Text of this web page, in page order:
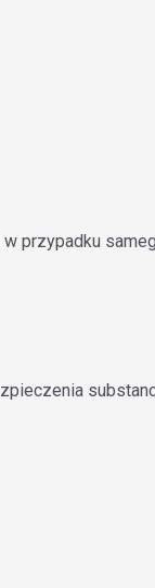
przypadku